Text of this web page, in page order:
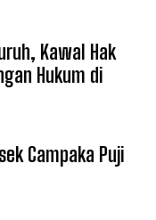
Kawal Hak
Hukum di
Campaka Puji